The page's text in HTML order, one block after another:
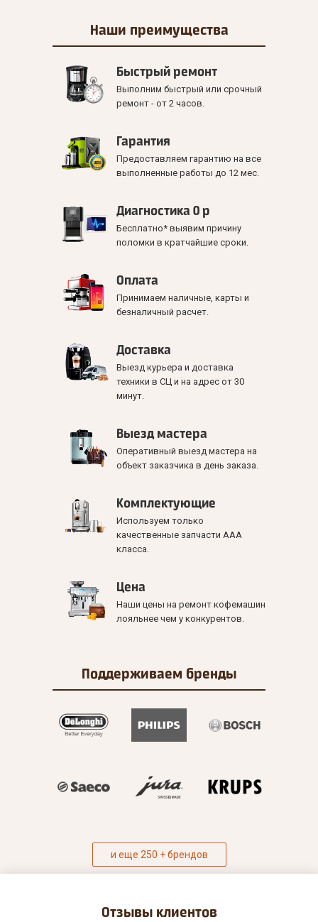
Наши преимущества
Быстрый ремонт
Выполним быстрый или срочный
ремонт - от 2 часов.
Гарантия
Предоставляем гарантию на все
выполненные работы до 12 мес.
Диагностика 0 р
Бесплатно* выявим причину
поломки в кратчайшие сроки.
Оплата
Принимаем наличные, карты и
безналичный расчет.
Доставка
Выезд курьера и доставка
техники в СЦ и на адрес от 30
минут.
Выезд мастера
Оперативный выезд мастера на
объект заказчика в день заказа.
Комплектующие
Используем только
качественные запчасти ААА
класса.
Цена
Наши цены на ремонт кофемашин
лояльнее чем у конкурентов.
Поддерживаем бренды
и еще 250 + брендов
Отзывы клиентов